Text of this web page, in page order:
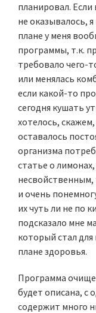
планировал.
не оказывалось,
плане у меня
программы, т.к.
требовало чего-
или менялась
если какой-то
сегодня кушать
хотелось,
оставалось
организма
статье о
несвойственным,
и очень
их чуть ли не по
подсказало мне
который стал
плане здоровья.
Программа
будет описана, с
содержит много